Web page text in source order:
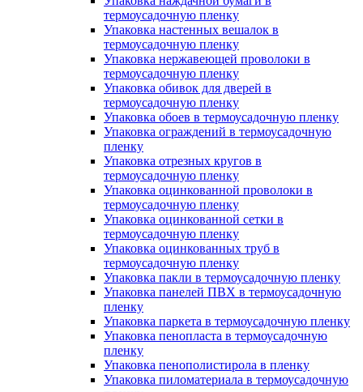
термоусадочную пленку
Упаковка настенных вешалок в
термоусадочную пленку
Упаковка нержавеющей проволоки в
термоусадочную пленку
Упаковка обивок для дверей в
термоусадочную пленку
Упаковка обоев в термоусадочную пленку
Упаковка ограждений в термоусадочную
пленку
Упаковка отрезных кругов в
термоусадочную пленку
Упаковка оцинкованной проволоки в
термоусадочную пленку
Упаковка оцинкованной сетки в
термоусадочную пленку
Упаковка оцинкованных труб в
термоусадочную пленку
Упаковка пакли в термоусадочную пленку
Упаковка панелей ПВХ в термоусадочную
пленку
Упаковка паркета в термоусадочную пленку
Упаковка пенопласта в термоусадочную
пленку
Упаковка пенополистирола в пленку
Упаковка пиломатериала в термоусадочную